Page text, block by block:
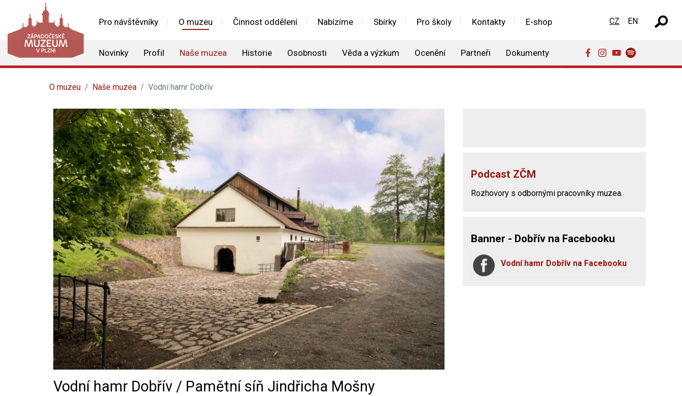
Pro návštěvníky O muzeu Činnost oddělení Nabízíme Sbírky Pro školy Kontakty E-shop
Novinky Profil Naše muzea Historie Osobnosti Věda a výzkum Ocenění Partneři Dokumenty
Zvolte jazyk
CZ EN
O muzeu Naše muzea Vodní hamr Dobřív
Vodní hamr Dobřív / Pamětní síň Jindřicha Mošny
Podcast ZČM
Rozhovory s odbornými pracovníky muzea.
Banner - Dobřív na Facebooku
Vodní hamr Dobřív na Facebooku